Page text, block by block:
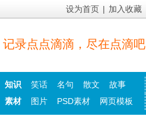
设为首页 | 加入收藏
记录点点滴滴，尽在点滴吧
知识 笑话 名句 散文
故事
素材 图片 PSD素材 网页模板